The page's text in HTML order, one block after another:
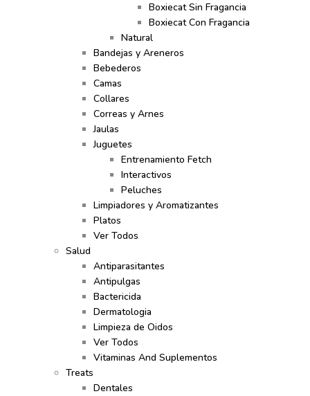
Boxiecat Sin Fragancia
Boxiecat Con Fragancia
Natural
Bandejas y Areneros
Bebederos
Camas
Collares
Correas y Arnes
Jaulas
Juguetes
Entrenamiento Fetch
Interactivos
Peluches
Limpiadores y Aromatizantes
Platos
Ver Todos
Salud
Antiparasitantes
Antipulgas
Bactericida
Dermatologia
Limpieza de Oidos
Ver Todos
Vitaminas And Suplementos
Treats
Dentales